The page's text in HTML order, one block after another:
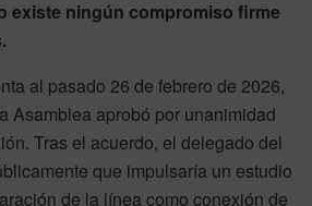
existe ningún compromiso firme
al pasado 26 de febrero de 2026,
Asamblea aprobó por unanimidad
Tras el acuerdo, el delegado del
que impulsaría un estudio
de la línea como conexión de